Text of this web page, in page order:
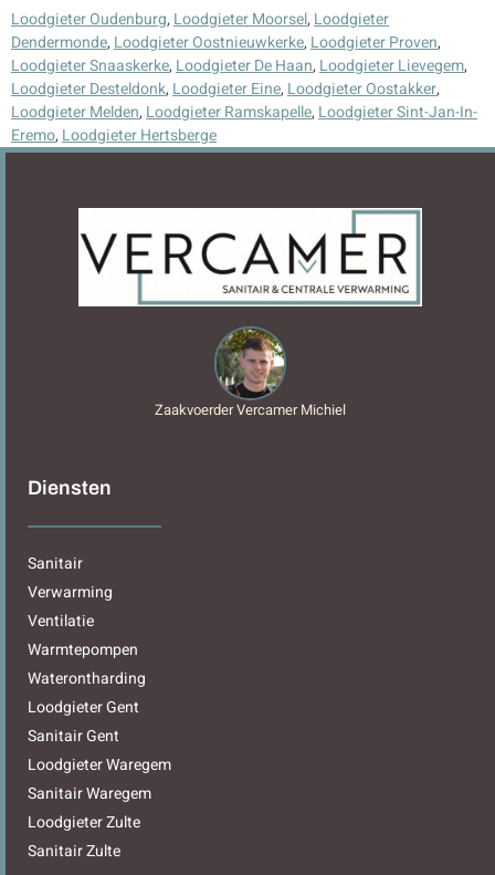
Loodgieter Oudenburg, Loodgieter Moorsel, Loodgieter
Dendermonde, Loodgieter Oostnieuwkerke, Loodgieter Proven,
Loodgieter Snaaskerke, Loodgieter De Haan, Loodgieter Lievegem,
Loodgieter Desteldonk, Loodgieter Eine, Loodgieter Oostakker,
Loodgieter Melden, Loodgieter Ramskapelle, Loodgieter Sint-Jan-In-
Eremo, Loodgieter Hertsberge
Zaakvoerder Vercamer Michiel
Diensten
Sanitair
Verwarming
Ventilatie
Warmtepompen
Waterontharding
Loodgieter Gent
Sanitair Gent
Loodgieter Waregem
Sanitair Waregem
Loodgieter Zulte
Sanitair Zulte